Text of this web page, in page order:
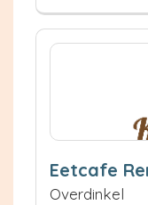
Eetcafe
Overdinkel